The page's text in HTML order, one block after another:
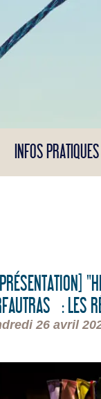
INFOS PRATIQUES
: LES
26 avril